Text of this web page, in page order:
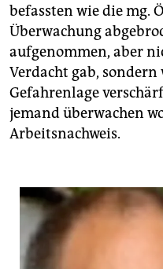
befassten wie die mg.
Überwachung
aufgenommen, aber
Verdacht gab,
Gefahrenlage
jemand überwachen
Arbeitsnachweis.